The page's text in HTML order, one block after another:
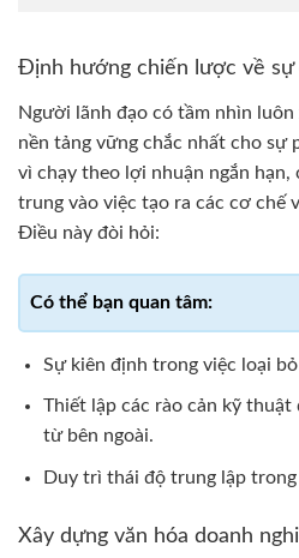
Định hướng chiến lược về sự
Người lãnh đạo có tầm nhìn luôn
nền tảng vững chắc nhất cho sự
vì chạy theo lợi nhuận ngắn
trung vào việc tạo ra các cơ chế
Điều này đòi hỏi:
Sự kiên định trong việc loại
Thiết lập các rào cản kỹ thuật
từ bên ngoài.
Duy trì thái độ trung lập
Xây dựng văn hóa doanh